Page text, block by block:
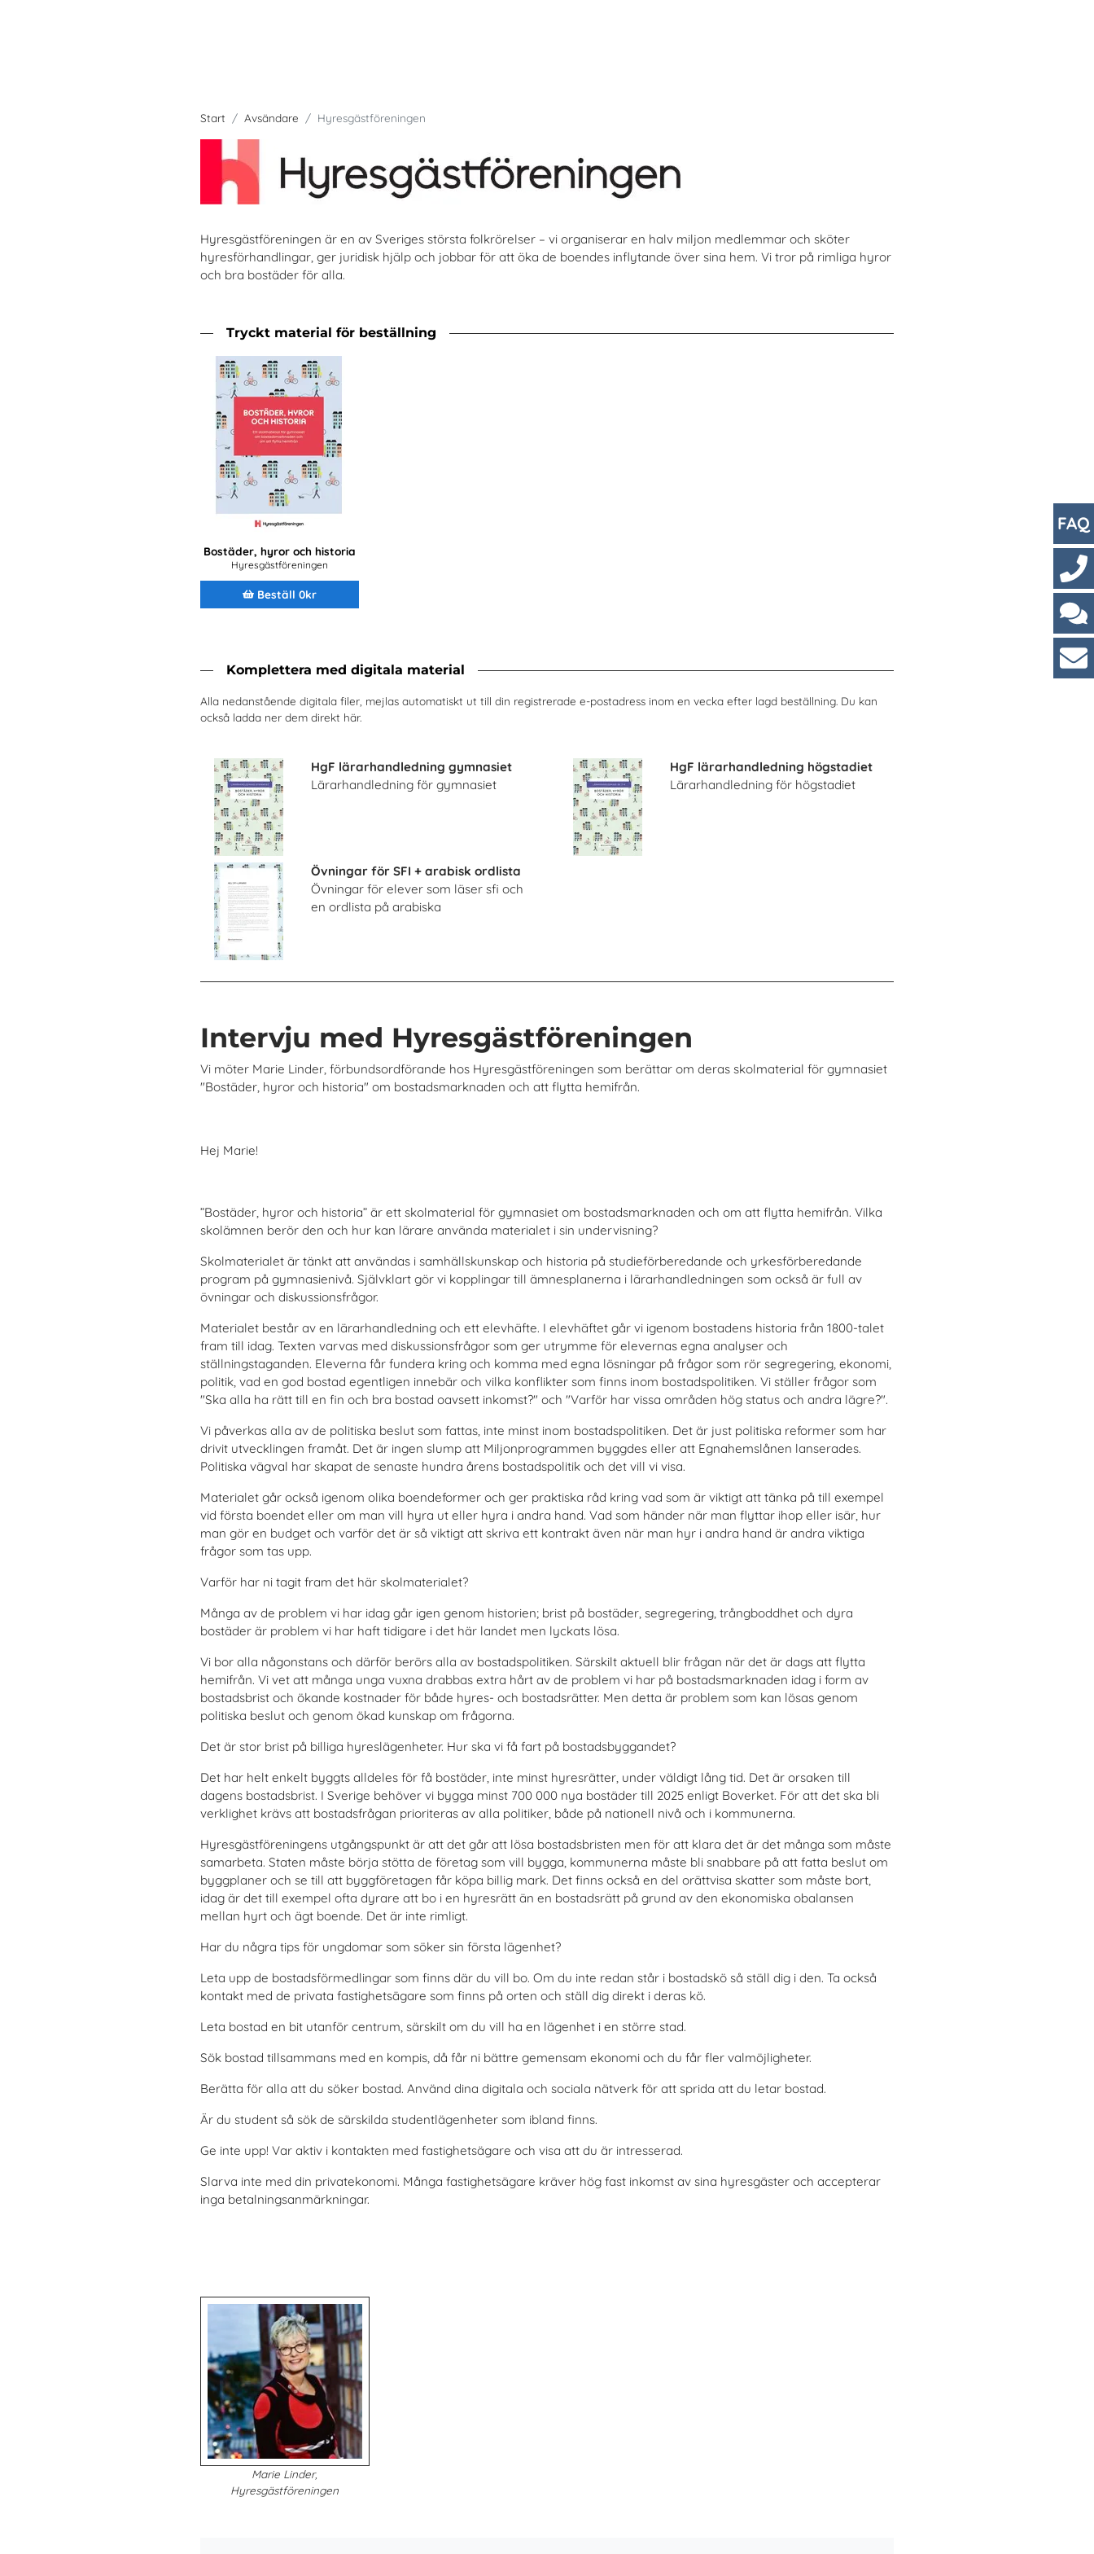
Start Avsändare Hyresgästföreningen
Hyresgästföreningen är en av Sveriges största folkrörelser – vi organiserar en halv miljon medlemmar och sköter
hyresförhandlingar, ger juridisk hjälp och jobbar för att öka de boendes inflytande över sina hem. Vi tror på rimliga hyror
och bra bostäder för alla.
Tryckt material för beställning
Bostäder, hyror och historia
Hyresgästföreningen
Beställ 0kr
Komplettera med digitala material
Alla nedanstående digitala filer, mejlas automatiskt ut till din registrerade e-postadress inom en vecka efter lagd beställning. Du kan
också ladda ner dem direkt här.
HgF lärarhandledning gymnasiet
Lärarhandledning för gymnasiet
HgF lärarhandledning högstadiet
Lärarhandledning för högstadiet
Övningar för SFI + arabisk ordlista
Övningar för elever som läser sfi och
en ordlista på arabiska
Intervju med Hyresgästföreningen
Vi möter Marie Linder, förbundsordförande hos Hyresgästföreningen som berättar om deras skolmaterial för gymnasiet
"Bostäder, hyror och historia" om bostadsmarknaden och att flytta hemifrån.
Hej Marie!
”Bostäder, hyror och historia” är ett skolmaterial för gymnasiet om bostadsmarknaden och om att flytta hemifrån. Vilka
skolämnen berör den och hur kan lärare använda materialet i sin undervisning?
Skolmaterialet är tänkt att användas i samhällskunskap och historia på studieförberedande och yrkesförberedande
program på gymnasienivå. Självklart gör vi kopplingar till ämnesplanerna i lärarhandledningen som också är full av
övningar och diskussionsfrågor.
Materialet består av en lärarhandledning och ett elevhäfte. I elevhäftet går vi igenom bostadens historia från 1800-talet
fram till idag. Texten varvas med diskussionsfrågor som ger utrymme för elevernas egna analyser och
ställningstaganden. Eleverna får fundera kring och komma med egna lösningar på frågor som rör segregering, ekonomi,
politik, vad en god bostad egentligen innebär och vilka konflikter som finns inom bostadspolitiken. Vi ställer frågor som
"Ska alla ha rätt till en fin och bra bostad oavsett inkomst?" och "Varför har vissa områden hög status och andra lägre?".
Vi påverkas alla av de politiska beslut som fattas, inte minst inom bostadspolitiken. Det är just politiska reformer som har
drivit utvecklingen framåt. Det är ingen slump att Miljonprogrammen byggdes eller att Egnahemslånen lanserades.
Politiska vägval har skapat de senaste hundra årens bostadspolitik och det vill vi visa.
Materialet går också igenom olika boendeformer och ger praktiska råd kring vad som är viktigt att tänka på till exempel
vid första boendet eller om man vill hyra ut eller hyra i andra hand. Vad som händer när man flyttar ihop eller isär, hur
man gör en budget och varför det är så viktigt att skriva ett kontrakt även när man hyr i andra hand är andra viktiga
frågor som tas upp.
Varför har ni tagit fram det här skolmaterialet?
Många av de problem vi har idag går igen genom historien; brist på bostäder, segregering, trångboddhet och dyra
bostäder är problem vi har haft tidigare i det här landet men lyckats lösa.
Vi bor alla någonstans och därför berörs alla av bostadspolitiken. Särskilt aktuell blir frågan när det är dags att flytta
hemifrån. Vi vet att många unga vuxna drabbas extra hårt av de problem vi har på bostadsmarknaden idag i form av
bostadsbrist och ökande kostnader för både hyres- och bostadsrätter. Men detta är problem som kan lösas genom
politiska beslut och genom ökad kunskap om frågorna.
Det är stor brist på billiga hyreslägenheter. Hur ska vi få fart på bostadsbyggandet?
Det har helt enkelt byggts alldeles för få bostäder, inte minst hyresrätter, under väldigt lång tid. Det är orsaken till
dagens bostadsbrist. I Sverige behöver vi bygga minst 700 000 nya bostäder till 2025 enligt Boverket. För att det ska bli
verklighet krävs att bostadsfrågan prioriteras av alla politiker, både på nationell nivå och i kommunerna.
Hyresgästföreningens utgångspunkt är att det går att lösa bostadsbristen men för att klara det är det många som måste
samarbeta. Staten måste börja stötta de företag som vill bygga, kommunerna måste bli snabbare på att fatta beslut om
byggplaner och se till att byggföretagen får köpa billig mark. Det finns också en del orättvisa skatter som måste bort,
idag är det till exempel ofta dyrare att bo i en hyresrätt än en bostadsrätt på grund av den ekonomiska obalansen
mellan hyrt och ägt boende. Det är inte rimligt.
Har du några tips för ungdomar som söker sin första lägenhet?
Leta upp de bostadsförmedlingar som finns där du vill bo. Om du inte redan står i bostadskö så ställ dig i den. Ta också
kontakt med de privata fastighetsägare som finns på orten och ställ dig direkt i deras kö.
Leta bostad en bit utanför centrum, särskilt om du vill ha en lägenhet i en större stad.
Sök bostad tillsammans med en kompis, då får ni bättre gemensam ekonomi och du får fler valmöjligheter.
Berätta för alla att du söker bostad. Använd dina digitala och sociala nätverk för att sprida att du letar bostad.
Är du student så sök de särskilda studentlägenheter som ibland finns.
Ge inte upp! Var aktiv i kontakten med fastighetsägare och visa att du är intresserad.
Slarva inte med din privatekonomi. Många fastighetsägare kräver hög fast inkomst av sina hyresgäster och accepterar
inga betalningsanmärkningar.
Marie Linder,
Hyresgästföreningen
FAQ